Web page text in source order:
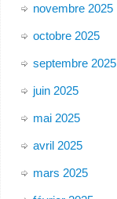
novembre 2025
octobre 2025
septembre 2025
juin 2025
mai 2025
avril 2025
mars 2025